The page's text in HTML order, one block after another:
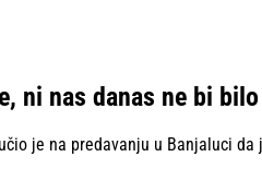
ni nas danas ne bi
je na predavanju u Banjaluci